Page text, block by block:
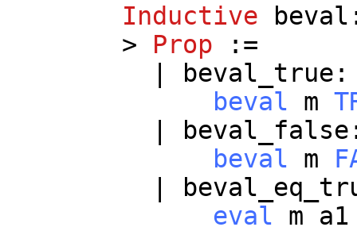
Inductive beval
> Prop :=
beval_true
beval
m
beval_false
beval
m
eval
m a1